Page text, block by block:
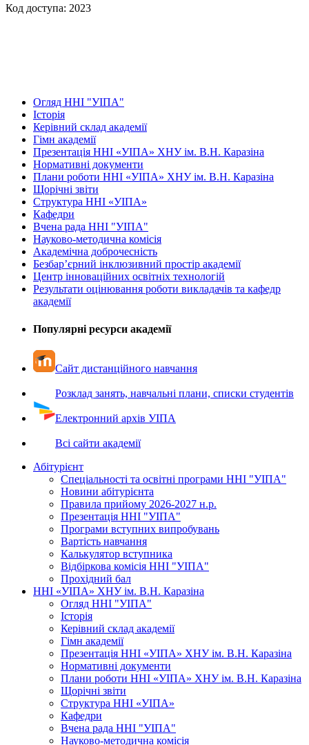
Код доступа: 2023
Огляд ННІ "УІПА"
Історія
Керівний склад академії
Гімн академії
Презентація ННІ «УІПА» ХНУ ім. В.Н. Каразіна
Нормативні документи
Плани роботи ННІ «УІПА» ХНУ ім. В.Н. Каразіна
Щорічні звіти
Структура ННІ «УІПА»
Кафедри
Вчена рада ННІ "УІПА"
Науково-методична комісія
Академічна доброчесність
Безбар’єрний інклюзивний простір академії
Центр інноваційних освітніх технологій
Результати оцінювання роботи викладачів та кафедр
академії
Популярні ресурси академії
Сайт дистанційного навчання
Розклад занять, навчальні плани, списки студентів
Електронний архів УІПА
Всі сайти академії
Абітурієнт
Спеціальності та освітні програми ННІ "УІПА"
Новини абітурієнта
Правила прийому 2026-2027 н.р.
Презентація ННІ "УІПА"
Програми вступних випробувань
Вартість навчання
Калькулятор вступника
Відбіркова комісія ННІ "УІПА"
Прохідний бал
ННІ «УІПА» ХНУ ім. В.Н. Каразіна
Огляд ННІ "УІПА"
Історія
Керівний склад академії
Гімн академії
Презентація ННІ «УІПА» ХНУ ім. В.Н. Каразіна
Нормативні документи
Плани роботи ННІ «УІПА» ХНУ ім. В.Н. Каразіна
Щорічні звіти
Структура ННІ «УІПА»
Кафедри
Вчена рада ННІ "УІПА"
Науково-методична комісія